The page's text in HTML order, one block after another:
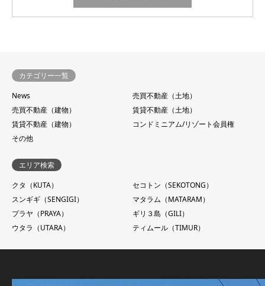
カテゴリー一覧
News
売買不動産（土地）
売買不動産（建物）
賃貸不動産（土地）
賃貸不動産（建物）
コンドミニアム/リゾート会員権
その他
エリア検索
クタ（KUTA）
セコトン（SEKOTONG）
スンギギ（SENGIGI）
マタラム（MATARAM）
プラヤ（PRAYA）
ギリ３島（GILI）
ウタラ（UTARA）
ティムール（TIMUR）